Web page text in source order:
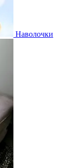
Наволочки